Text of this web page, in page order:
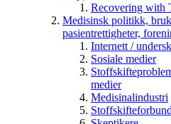
Recovering with
Medisinsk politikk,
pasientrettigheter,
Internett /
Sosiale medier
medier
Medisinalindustri